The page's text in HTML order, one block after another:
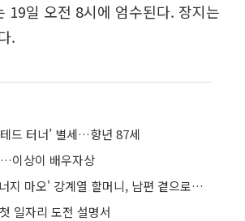
19일 오전 8시에 엄수된다. 장지는
.
드 터너’ 별세…향년 87세
이상이 배우자상
'님아, 그 강을 건너지 마오' 강계열 할머니, 남편 곁으로⋯향년101세로 별세
일자리 도전 설명서